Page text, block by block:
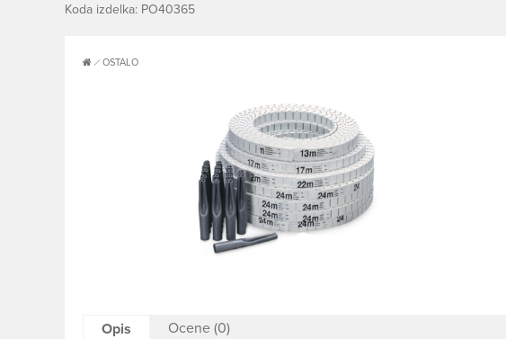
Koda izdelka: PO40365
OSTALO
Opis Ocene (0)